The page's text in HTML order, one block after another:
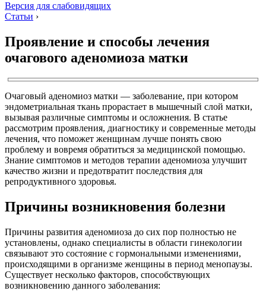
Версия для слабовидящих
Статьи ›
Проявление и способы лечения
очагового аденомиоза матки
Очаговый аденомиоз матки — заболевание, при котором
эндометриальная ткань прорастает в мышечный слой матки,
вызывая различные симптомы и осложнения. В статье
рассмотрим проявления, диагностику и современные методы
лечения, что поможет женщинам лучше понять свою
проблему и вовремя обратиться за медицинской помощью.
Знание симптомов и методов терапии аденомиоза улучшит
качество жизни и предотвратит последствия для
репродуктивного здоровья.
Причины возникновения болезни
Причины развития аденомиоза до сих пор полностью не
установлены, однако специалисты в области гинекологии
связывают это состояние с гормональными изменениями,
происходящими в организме женщины в период менопаузы.
Существует несколько факторов, способствующих
возникновению данного заболевания: